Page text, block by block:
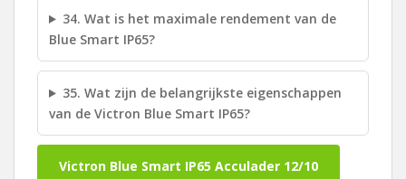
34. Wat is het maximale rendement van de
Blue Smart IP65?
35. Wat zijn de belangrijkste eigenschappen
van de Victron Blue Smart IP65?
Victron Blue Smart IP65 Acculader 12/10